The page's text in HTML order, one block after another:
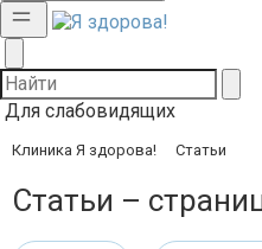
Для слабовидящих
Клиника Я здорова! Статьи
Статьи –